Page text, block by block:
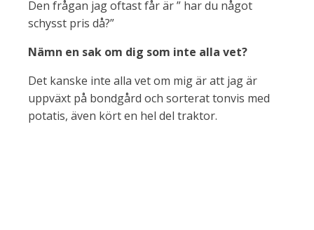
Den frågan jag oftast får är ” har du något
schysst pris då?”
Nämn en sak om dig som inte alla vet?
Det kanske inte alla vet om mig är att jag är
uppväxt på bondgård och sorterat tonvis med
potatis, även kört en hel del traktor.